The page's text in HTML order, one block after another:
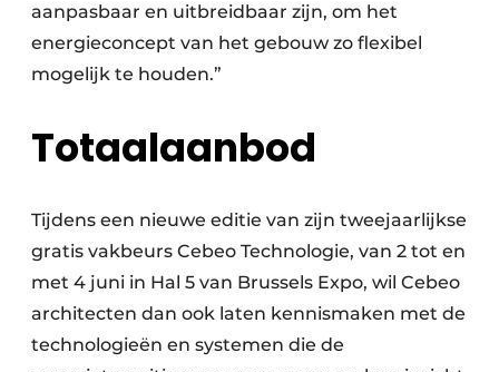
aanpasbaar en uitbreidbaar zijn, om het
energieconcept van het gebouw zo flexibel
mogelijk te houden.”
Totaalaanbod
Tijdens een nieuwe editie van zijn tweejaarlijkse
gratis vakbeurs Cebeo Technologie, van 2 tot en
met 4 juni in Hal 5 van Brussels Expo, wil Cebeo
architecten dan ook laten kennismaken met de
technologieën en systemen die de